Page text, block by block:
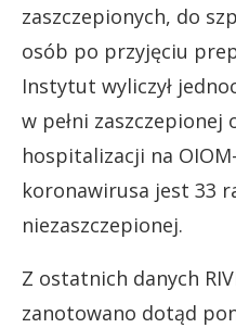
zaszczepionych, do
osób po przyjęciu
Instytut wyliczył
w pełni zaszczepionej
hospitalizacji na
koronawirusa jest 33
niezaszczepionej.
Z ostatnich danych
zanotowano dotąd